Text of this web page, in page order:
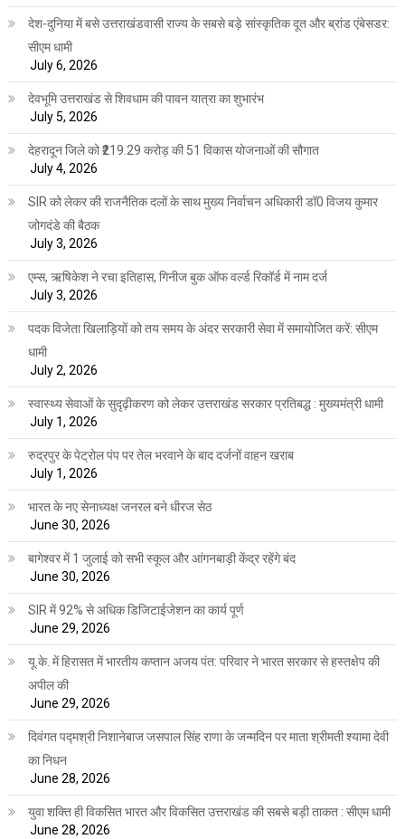
देश-दुनिया में बसे उत्तराखंडवासी राज्य के सबसे बड़े सांस्कृतिक दूत और ब्रांड एंबेसडर:
सीएम धामी
July 6, 2026
देवभूमि उत्तराखंड से शिवधाम की पावन यात्रा का शुभारंभ
July 5, 2026
देहरादून जिले को ₹219.29 करोड़ की 51 विकास योजनाओं की सौगात
July 4, 2026
SIR को लेकर की राजनैतिक दलों के साथ मुख्य निर्वाचन अधिकारी डॉ0 विजय कुमार
जोगदंडे की बैठक
July 3, 2026
एम्स, ऋषिकेश ने रचा इतिहास, गिनीज बुक ऑफ वर्ल्ड रिकॉर्ड में नाम दर्ज
July 3, 2026
पदक विजेता खिलाड़ियों को तय समय के अंदर सरकारी सेवा में समायोजित करें: सीएम
धामी
July 2, 2026
स्वास्थ्य सेवाओं के सुदृढ़ीकरण को लेकर उत्तराखंड सरकार प्रतिबद्ध : मुख्यमंत्री धामी
July 1, 2026
रुद्रपुर के पेट्रोल पंप पर तेल भरवाने के बाद दर्जनों वाहन खराब
July 1, 2026
भारत के नए सेनाध्यक्ष जनरल बने धीरज सेठ
June 30, 2026
बागेश्वर में 1 जुलाई को सभी स्कूल और आंगनबाड़ी केंद्र रहेंगे बंद
June 30, 2026
SIR में 92% से अधिक डिजिटाईजेशन का कार्य पूर्ण
June 29, 2026
यू.के. में हिरासत में भारतीय कप्तान अजय पंत: परिवार ने भारत सरकार से हस्तक्षेप की
अपील की
June 29, 2026
दिवंगत पद्मश्री निशानेबाज जसपाल सिंह राणा के जन्मदिन पर माता श्रीमती श्यामा देवी
का निधन
June 28, 2026
युवा शक्ति ही विकसित भारत और विकसित उत्तराखंड की सबसे बड़ी ताकत : सीएम धामी
June 28, 2026